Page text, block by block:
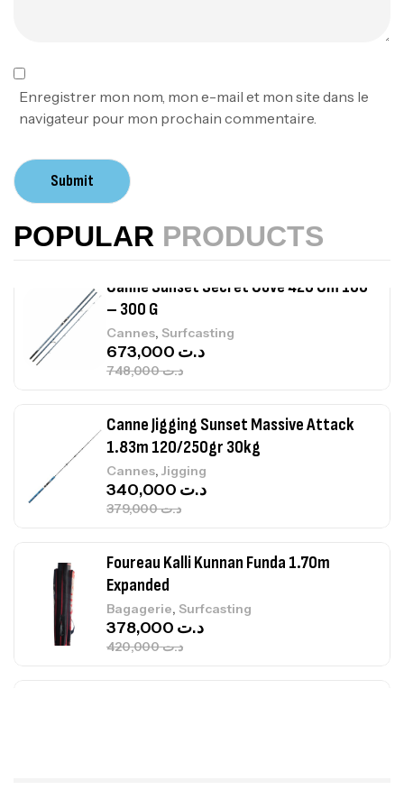
Enregistrer mon nom, mon e-mail et mon site dans le
navigateur pour mon prochain commentaire.
Submit
POPULAR PRODUCTS
د.ت239,000
– 300 G
Cannes
د.ت
Canne Sunset Secret Cove 420 Cm 100
– 300 G
Cannes, Surfcasting
د.ت748,000
د.ت
Canne Jigging Sunset Massive Attack
1.83m 120/250gr 30kg
Cannes,Jigging
د.ت379,000
د.ت
Foureau Kalli Kunnan Funda 1.70m
Expanded
Bagagerie, Surfcasting
د.ت420,000
د.ت